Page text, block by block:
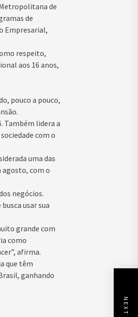
de
de
Empresarial,
respeito,
aos 16 anos,
pouco a pouco,
Também lidera a
com o
uma das
agosto, com o
negócios.
usar sua
grande com
como
afirma.
que têm
ganhando